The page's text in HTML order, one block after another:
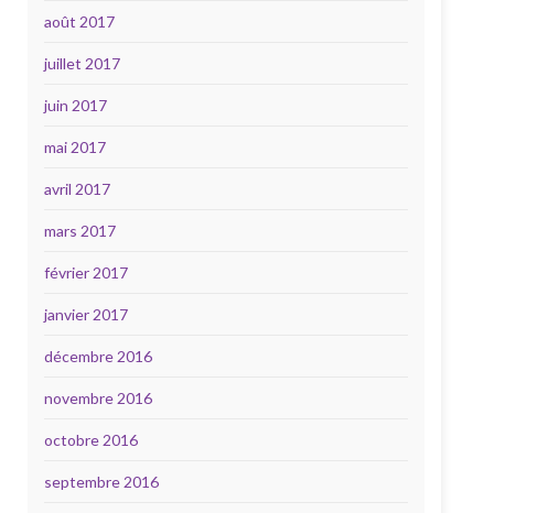
août 2017
juillet 2017
juin 2017
mai 2017
avril 2017
mars 2017
février 2017
janvier 2017
décembre 2016
novembre 2016
octobre 2016
septembre 2016